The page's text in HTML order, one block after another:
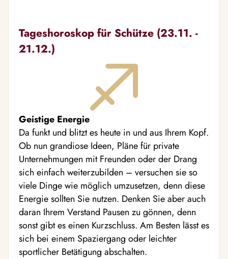
Tageshoroskop für Schütze (23.11. -
21.12.)
Geistige Energie
Da funkt und blitzt es heute in und aus Ihrem Kopf.
Ob nun grandiose Ideen, Pläne für private
Unternehmungen mit Freunden oder der Drang
sich einfach weiterzubilden – versuchen sie so
viele Dinge wie möglich umzusetzen, denn diese
Energie sollten Sie nutzen. Denken Sie aber auch
daran Ihrem Verstand Pausen zu gönnen, denn
sonst gibt es einen Kurzschluss. Am Besten lässt es
sich bei einem Spaziergang oder leichter
sportlicher Betätigung abschalten.